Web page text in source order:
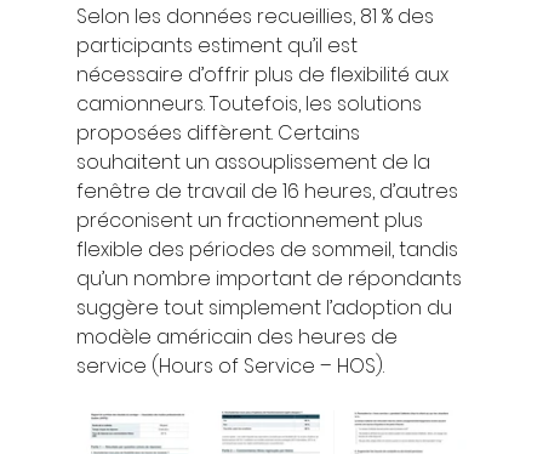
Selon les données recueillies, 81 % des
participants estiment qu’il est
nécessaire d’offrir plus de flexibilité aux
camionneurs. Toutefois, les solutions
proposées diffèrent. Certains
souhaitent un assouplissement de la
fenêtre de travail de 16 heures, d’autres
préconisent un fractionnement plus
flexible des périodes de sommeil, tandis
qu’un nombre important de répondants
suggère tout simplement l’adoption du
modèle américain des heures de
service (Hours of Service – HOS).